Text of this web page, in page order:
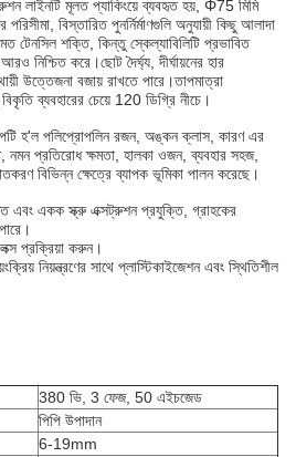
লাইনটি মূলত প্যাকিংয়ে ব্যবহৃত হয়, Φ75 মিমি
বিস্তারিত পুনর্নির্মাণগুলি অনুযায়ী কিছু আলাদা
টেনসিল শক্তি, কিন্তু স্কেল্যাবিলিটি প্রভাবিত
নিশ্চিত করে।ছোট দৈর্ঘ্য, দীর্ঘায়নের হার
উত্তেজনা বজায় রাখতে পারে।তাপমাত্রা
ব্যবহারের চেয়ে 120 ডিগ্রি নীচে।
হ'ল পলিপ্রোপলিন রজন, অঙ্কন ক্লাস, কারণ এর
নমন প্রতিরোধ ক্ষমতা, হালকা ওজন, ব্যবহার সহজ,
বিভিন্ন ক্ষেত্রে ব্যাপক ভূমিকা পালন করেছে।
এবং একক স্ক্রু এক্সট্রুশন প্রযুক্তি, গ্রাহকের
প্রক্রিয়া করুন।
নিয়ন্ত্রণের সাথে প্লাস্টিকাইজেশন এবং স্থিতিশীল
380 ভি, 3 ফেজ, 50 এইচজেড
পিপি উপাদান
6-19mm